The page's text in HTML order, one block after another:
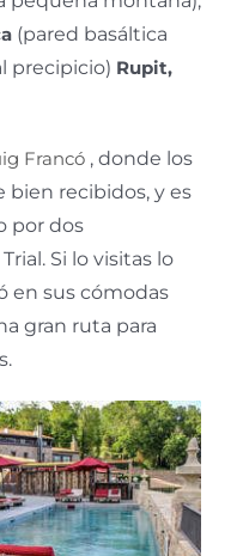
(pared basáltica
precipicio) Rupit,
Francó , donde los
recibidos, y es
por dos
Si lo visitas lo
en sus cómodas
gran ruta para